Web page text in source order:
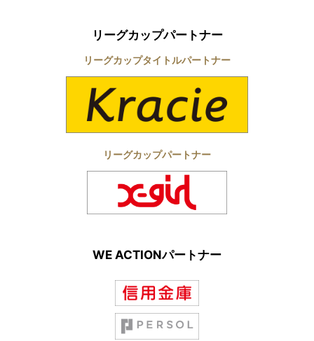
リーグカップパートナー
リーグカップタイトルパートナー
リーグカップパートナー
WE ACTIONパートナー